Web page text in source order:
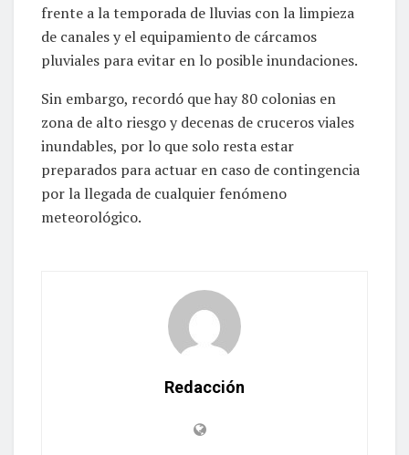
frente a la temporada de lluvias con la limpieza
de canales y el equipamiento de cárcamos
pluviales para evitar en lo posible inundaciones.
Sin embargo, recordó que hay 80 colonias en
zona de alto riesgo y decenas de cruceros viales
inundables, por lo que solo resta estar
preparados para actuar en caso de contingencia
por la llegada de cualquier fenómeno
meteorológico.
Redacción